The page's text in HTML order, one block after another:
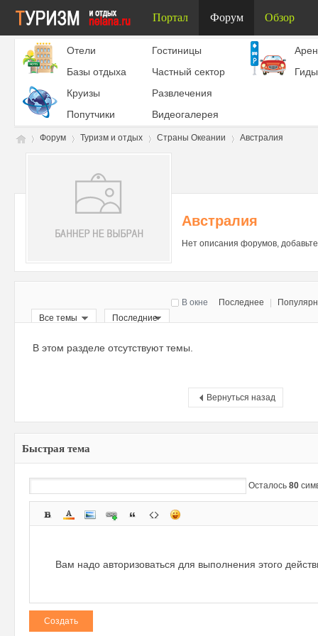
Портал Форум Обзор
Отели
Гостиницы
Базы отдыха
Частный сектор
Гиды
Круизы
Развлечения
Попутчики
Видеогалерея
Форум Туризм и отдых Страны Океании Австралия
Австралия
Нет описания форумов,
Последнее
В окне
Все темы
Последние
В этом разделе отсутствуют темы.
Вернуться назад
Быстрая тема
Осталось 80
Вам надо авторизоваться для выполнения этого
Создать